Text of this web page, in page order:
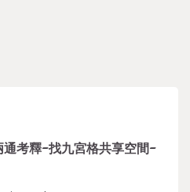
通考釋-找九宮格共享空間-